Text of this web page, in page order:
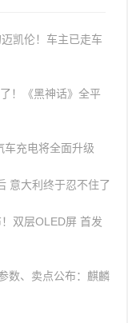
凯伦！车主已走车
！《黑神话》全平
车充电将全面升级
意大利终于忍不住了
双层OLED屏 首发
数、卖点公布：麒麟